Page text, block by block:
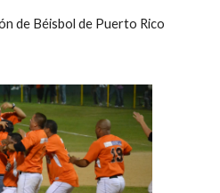
de Béisbol de Puerto Rico